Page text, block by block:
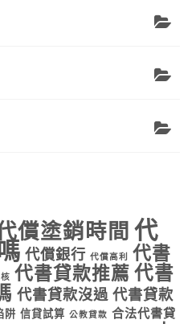
償塗銷時間 代
代償銀行 代償高利
代書
代書貸款推薦 代書
代書貸款沒過 代書貸款
阱 信貸試算 公教貸款 合法代書貸